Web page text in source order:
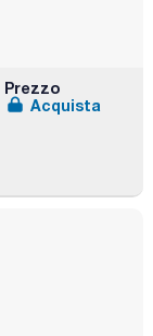
Prezzo
Acquista